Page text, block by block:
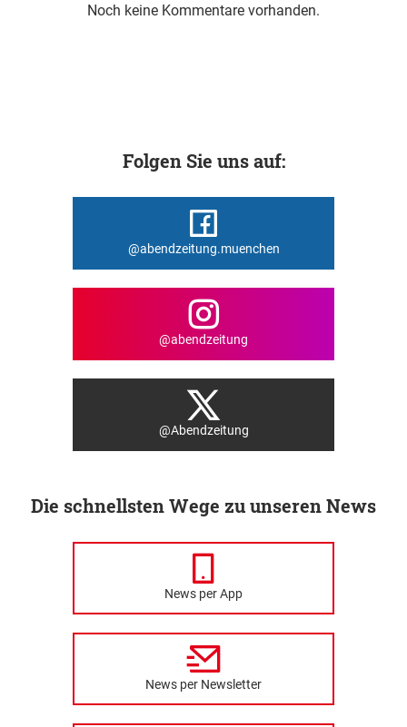
Noch keine Kommentare vorhanden.
Folgen Sie uns auf:
@abendzeitung.muenchen
@abendzeitung
@Abendzeitung
Die schnellsten Wege zu unseren News
News per App
News per Newsletter